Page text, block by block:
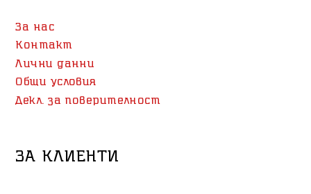
За нас
Контакт
Лични данни
Общи условия
Декл. за поверителност
ЗА КЛИЕНТИ